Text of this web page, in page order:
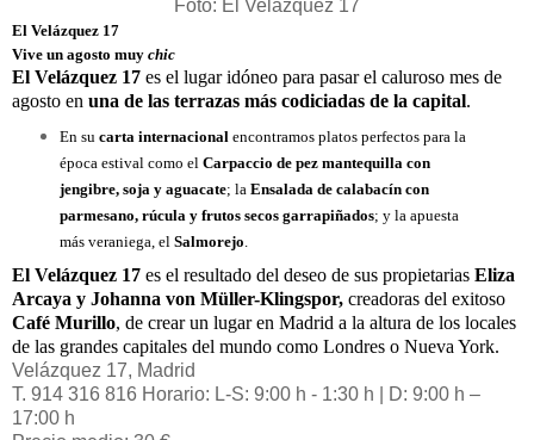
Foto: El Velázquez 17
El Velázquez 17
Vive un agosto muy chic
El Velázquez 17 es el lugar idóneo para pasar el caluroso mes de
agosto en una de las terrazas más codiciadas de la capital.
En su carta internacional encontramos platos perfectos para la
época estival como el Carpaccio de pez mantequilla con
jengibre, soja y aguacate; la Ensalada de calabacín con
parmesano, rúcula y frutos secos garrapiñados; y la apuesta
más veraniega, el Salmorejo.
El Velázquez 17 es el resultado del deseo de sus propietarias Eliza
Arcaya y Johanna von Müller-Klingspor, creadoras del exitoso
Café Murillo, de crear un lugar en Madrid a la altura de los locales
de las grandes capitales del mundo como Londres o Nueva York.
Velázquez 17, Madrid
T. 914 316 816 Horario: L-S: 9:00 h - 1:30 h | D: 9:00 h –
17:00 h